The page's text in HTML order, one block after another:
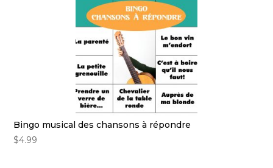
Bingo musical des chansons à répondre
$4.99